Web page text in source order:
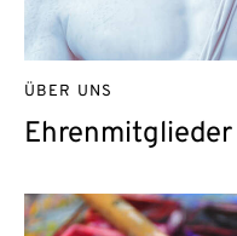
Ehrenmitglieder
ÜBER UNS